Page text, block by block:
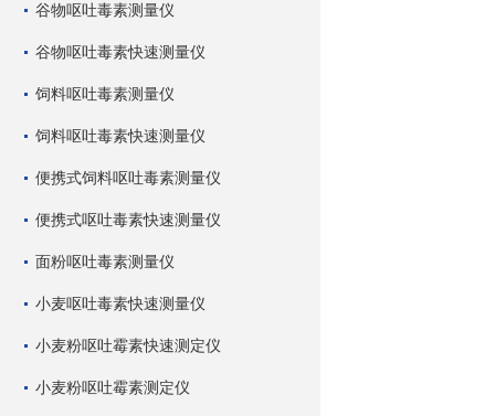
谷物呕吐毒素测量仪
谷物呕吐毒素快速测量仪
饲料呕吐毒素测量仪
饲料呕吐毒素快速测量仪
便携式饲料呕吐毒素测量仪
便携式呕吐毒素快速测量仪
面粉呕吐毒素测量仪
小麦呕吐毒素快速测量仪
小麦粉呕吐霉素快速测定仪
小麦粉呕吐霉素测定仪